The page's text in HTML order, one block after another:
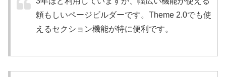
頼もしいページビルダーです。Theme 2.0でも使
えるセクション機能が特に便利です。